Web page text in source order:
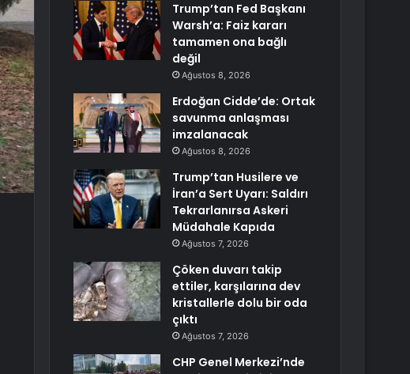
Trump’tan Fed Başkanı
Warsh’a: Faiz kararı
tamamen ona bağlı
değil
Ağustos 8, 2026
Erdoğan Cidde’de: Ortak
savunma anlaşması
imzalanacak
Ağustos 8, 2026
Trump’tan Husilere ve
İran’a Sert Uyarı: Saldırı
Tekrarlanırsa Askeri
Müdahale Kapıda
Ağustos 7, 2026
Çöken duvarı takip
ettiler, karşılarına dev
kristallerle dolu bir oda
çıktı
Ağustos 7, 2026
CHP Genel Merkezi’nde